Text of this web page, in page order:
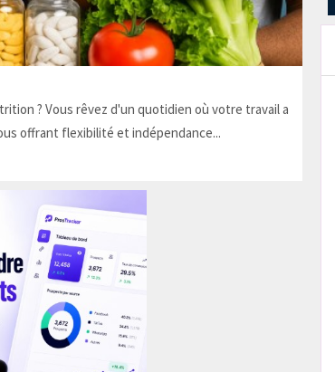
? Vous rêvez d'un quotidien où votre travail a
offrant flexibilité et indépendance...